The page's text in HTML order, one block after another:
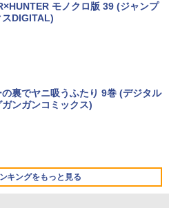
アップグレード版】AOKIMI ワイヤ
ホン bluetooth イヤホン V12 小型
ーす コードレス ENCノイズキャン
36時間再生
(Stadium ver.)
炭酸水 ラベルレス 500ml ×24本
ラ やかんの麦茶 from 爽健美茶 ラ
モノクロ版 39 (ジャンプ
スDIGITAL)
の裏でヤニ吸うふたり 9巻 (デジタル
ンガンコミックス)
キングをもっと見る